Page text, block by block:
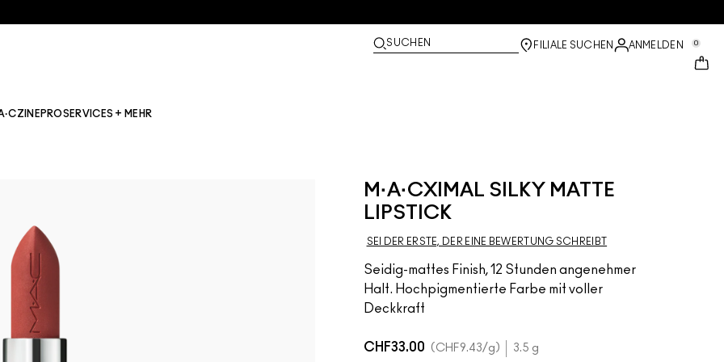
SUCHEN FILIALE SUCHEN ANMELDEN 0
PROSERVICES + MEHR
M·A·CXIMAL SILKY MATTE
LIPSTICK
SEI DER ERSTE, DER EINE BEWERTUNG SCHREIBT
Seidig-mattes Finish, 12 Stunden angenehmer
Halt. Hochpigmentierte Farbe mit voller
Deckkraft
CHF33.00 CHF9.43/g 3.5 g